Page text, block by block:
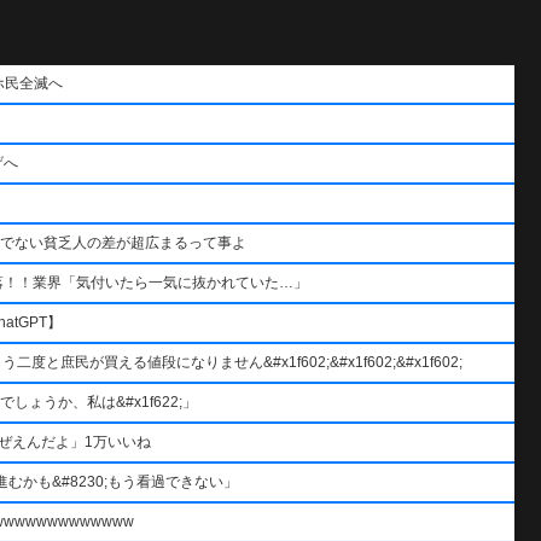
民全滅へ
へ
ない貧乏人の差が超広まるって事よ
！業界「気付いたら一気に抜かれていた…」
】
二度と庶民が買える値段になりません&#x1f602;&#x1f602;&#x1f602;
しょうか、私は&#x1f622;」
えんだよ」1万いいね
かも&#8230;もう看過できない」